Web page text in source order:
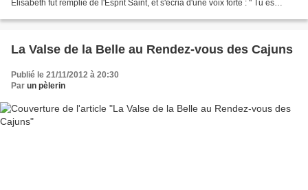
Élisabeth fut remplie de l'Esprit Saint, et s'écria d'une voix forte : " Tu es
La Valse de la Belle au Rendez-vous des Cajuns
Publié le 21/11/2012 à 20:30
Par un pèlerin